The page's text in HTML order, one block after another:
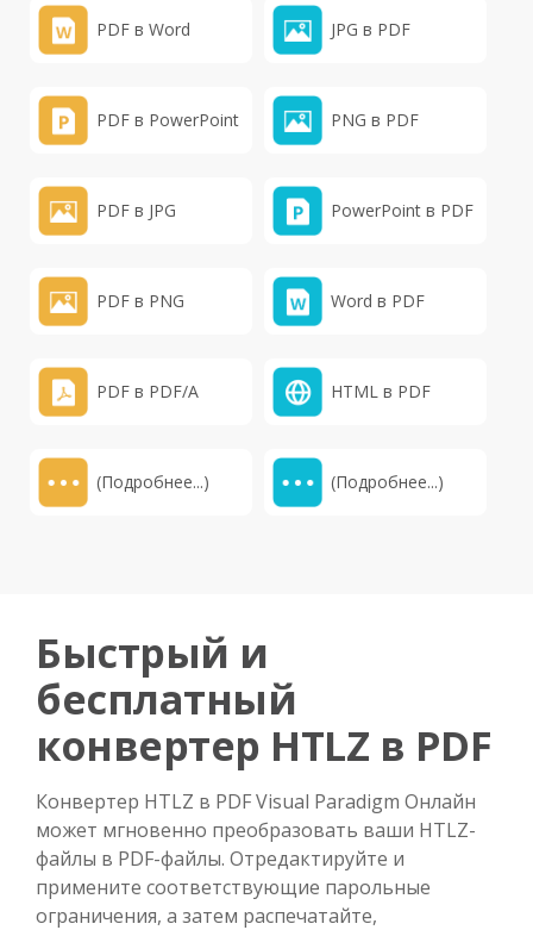
PDF в Word
PDF в PowerPoint
PDF в JPG
PDF в PNG
PDF в PDF/A
(Подробнее...)
JPG в PDF
PNG в PDF
PowerPoint в PDF
Word в PDF
HTML в PDF
(Подробнее...)
Быстрый и
бесплатный
конвертер HTLZ в PDF
Конвертер HTLZ в PDF Visual Paradigm Онлайн
может мгновенно преобразовать ваши HTLZ-
файлы в PDF-файлы. Отредактируйте и
примените соответствующие парольные
ограничения, а затем распечатайте,